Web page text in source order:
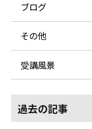
ブログ
その他
受講風景
過去の記事